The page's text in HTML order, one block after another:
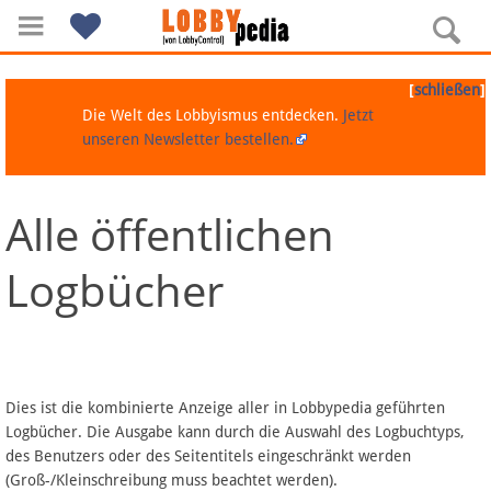
Navigation
Über Lobbypedia
Artikel nach Kategorien
FAQ
[schließen]
Die Welt des Lobbyismus entdecken. Jetzt
unseren Newsletter bestellen.
Alle öffentlichen
Logbücher
Dies ist die kombinierte Anzeige aller in Lobbypedia geführten
Logbücher. Die Ausgabe kann durch die Auswahl des Logbuchtyps,
des Benutzers oder des Seitentitels eingeschränkt werden
(Groß-/Kleinschreibung muss beachtet werden).